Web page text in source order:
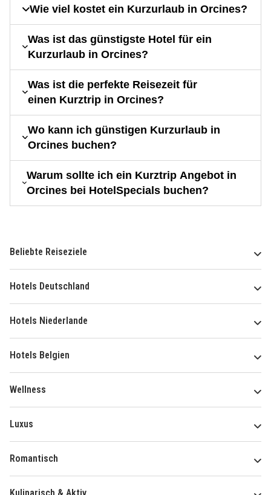
Wie viel kostet ein Kurzurlaub in Orcines?
Was ist das günstigste Hotel für ein
Kurzurlaub in Orcines?
Was ist die perfekte Reisezeit für
einen Kurztrip in Orcines?
Wo kann ich günstigen Kurzurlaub in
Orcines buchen?
Warum sollte ich ein Kurztrip Angebot in
Orcines bei HotelSpecials buchen?
Beliebte Reiseziele
Hotels Deutschland
Hotels Niederlande
Hotels Belgien
Wellness
Luxus
Romantisch